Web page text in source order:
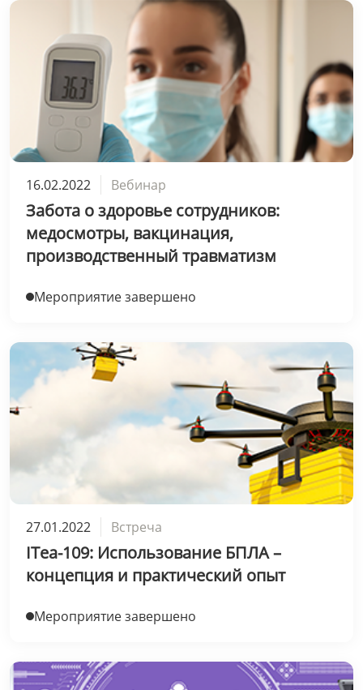
16.02.2022 Вебинар
Забота о здоровье сотрудников:
медосмотры, вакцинация,
производственный травматизм
Мероприятие завершено
27.01.2022 Встреча
ITea-109: Использование БПЛА –
концепция и практический опыт
Мероприятие завершено